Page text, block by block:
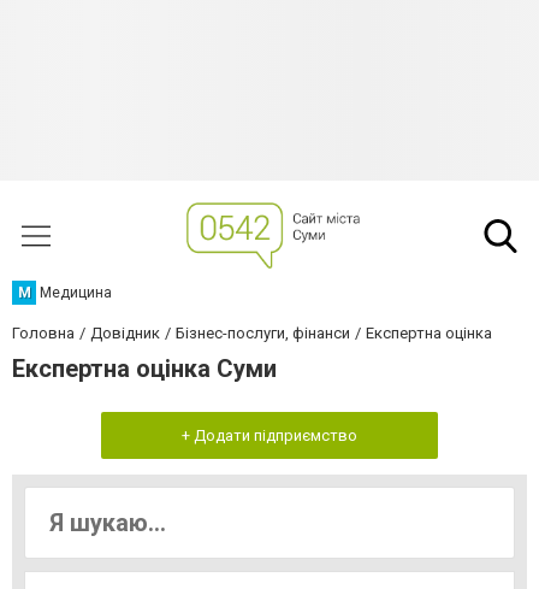
М Медицина
Головна Довідник Бізнес-послуги, фінанси Експертна оцінка
Експертна оцінка Суми
+ Додати підприємство